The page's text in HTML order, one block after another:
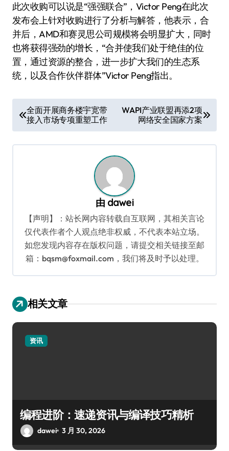
此次收购可以说是“强强联合”，Victor Peng在此次
发布会上针对收购进行了分析与解答，他表示，合
并后，AMD和赛灵思公司规模将会明显扩大，同时
也将获得强劲的增长，“合并使我们处于绝佳的位
置，通过资源的整合，进一步扩大我们的生态系
统，以及合作伙伴群体”Victor Peng指出。
章
导
全面开展商务楼宇宽带
接入市场专项重塑工作
WAPI产业联盟再添2项
网络安全国家方案
由 dawei
【声明】：站长网内容转载自互联网，其相关言论
仅代表作者个人观点绝非权威，不代表本站立场。
如您发现内容存在版权问题，请提交相关链接至邮
箱：bqsm@foxmail.com，我们将及时予以处理。
相关文章
资讯
编程进阶：速递资讯与编译技巧精析
dawei 3 月 30, 2026